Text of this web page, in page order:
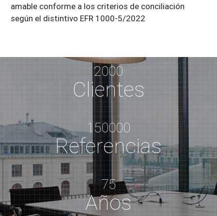
amable conforme a los criterios de conciliación
según el distintivo EFR 1000-5/2022
2000
Clientes
150000
Referencias
75
Años